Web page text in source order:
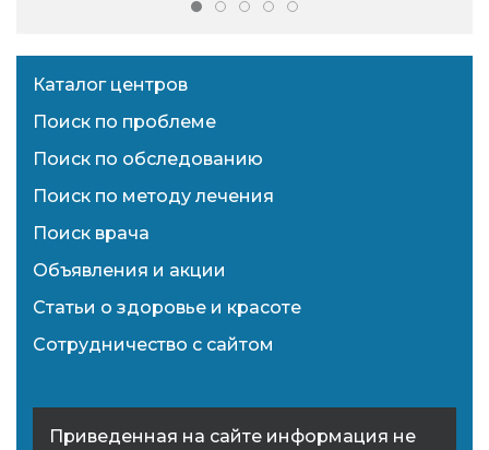
Каталог центров
Поиск по проблеме
Поиск по обследованию
Поиск по методу лечения
Поиск врача
Объявления и акции
Статьи о здоровье и красоте
Сотрудничество с сайтом
Приведенная на сайте информация не